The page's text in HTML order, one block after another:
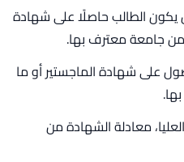
يكون الطالب حاصلًا على شهادة
من جامعة معترف بها.
على شهادة الماجستير أو ما
معادلة الشهادة من